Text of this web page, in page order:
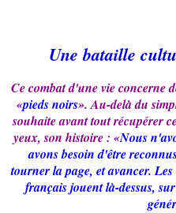
Une bataille
Ce combat d'une vie concerne
«pieds noirs». Au-delà du
souhaite avant tout récupérer
yeux, son histoire : «Nous
avons besoin d'être
tourner la page, et avancer.
français jouent là-dessus,